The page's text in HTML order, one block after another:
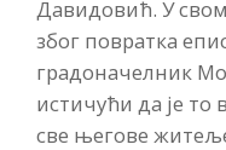
Давидовић. У
због повратка
градоначелник
истичући да је то
све његове